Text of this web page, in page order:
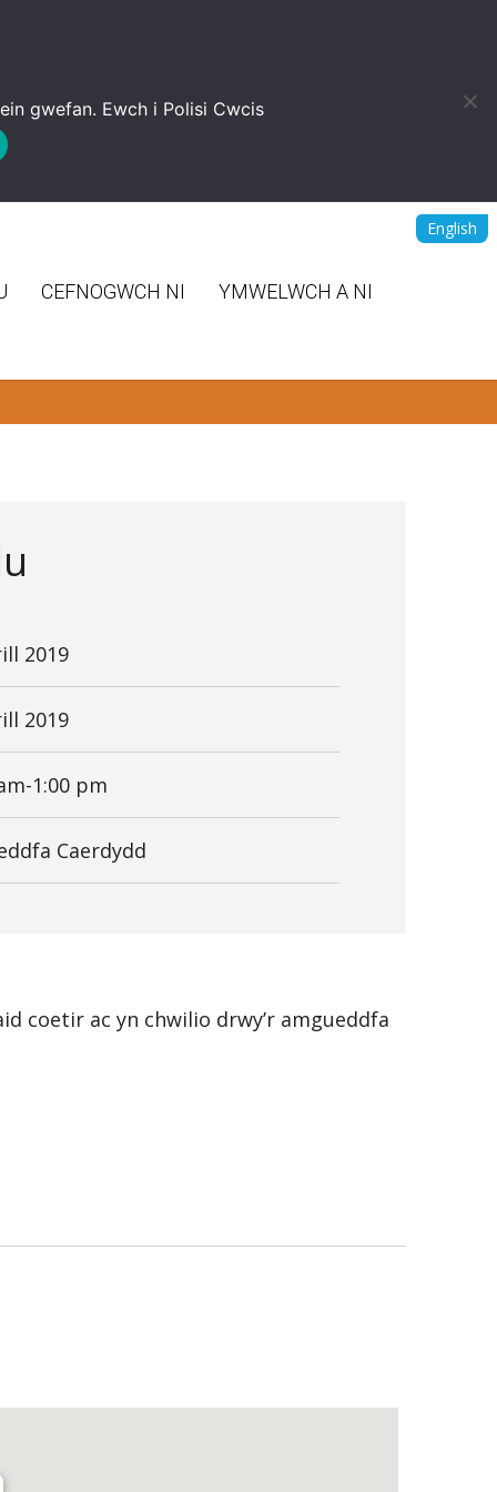
gwefan. Ewch i Polisi Cwcis
English
CEFNOGWCH NI YMWELWCH A NI
2019
2019
1:00 pm
Caerdydd
coetir ac yn chwilio drwy’r amgueddfa